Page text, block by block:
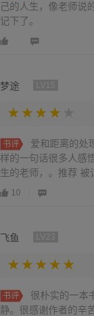
己的人生，像老师说
记下了。
梦途
书评
爱和距离的处
样的一句话很多人感
生的老师，。推荐 被
10
飞鱼
书评
很朴实的一本
静。很感谢作者的辛